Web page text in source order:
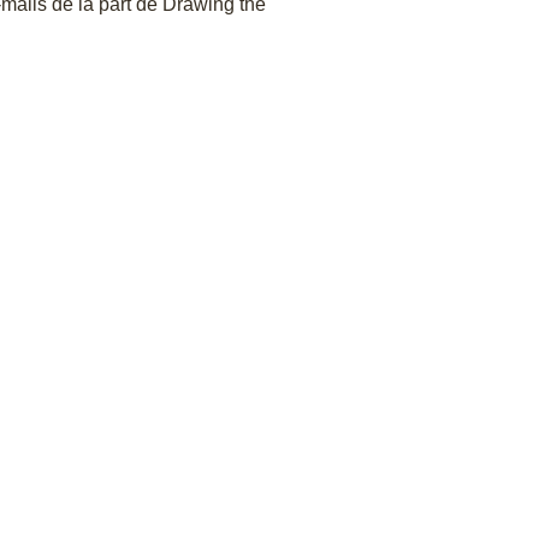
de la part de Drawing the